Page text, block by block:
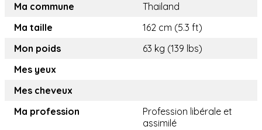
Ma commune
Thailand
Ma taille
162 cm (5.3 ft)
Mon poids
63 kg (139 lbs)
Mes yeux
Mes cheveux
Ma profession
Profession libérale et
assimilé